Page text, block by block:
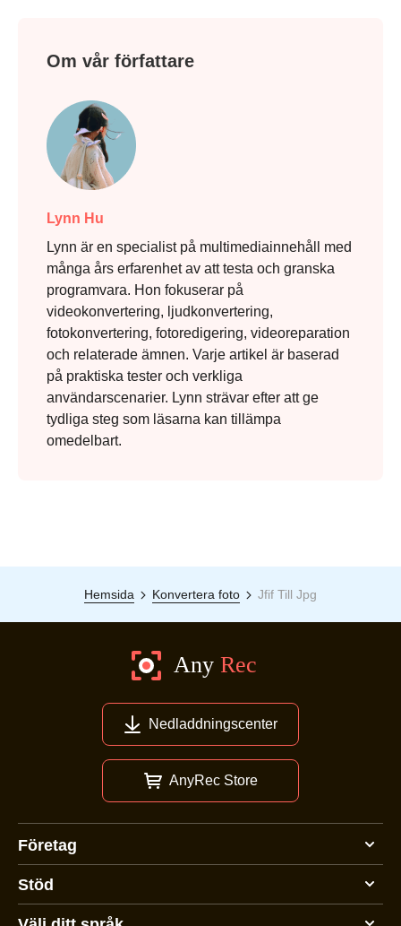
Om vår författare
Lynn Hu
Lynn är en specialist på multimediainnehåll med
många års erfarenhet av att testa och granska
programvara. Hon fokuserar på
videokonvertering, ljudkonvertering,
fotokonvertering, fotoredigering, videoreparation
och relaterade ämnen. Varje artikel är baserad
på praktiska tester och verkliga
användarscenarier. Lynn strävar efter att ge
tydliga steg som läsarna kan tillämpa
omedelbart.
Hemsida Konvertera foto Jfif Till Jpg
Nedladdningscenter
AnyRec Store
Företag
Stöd